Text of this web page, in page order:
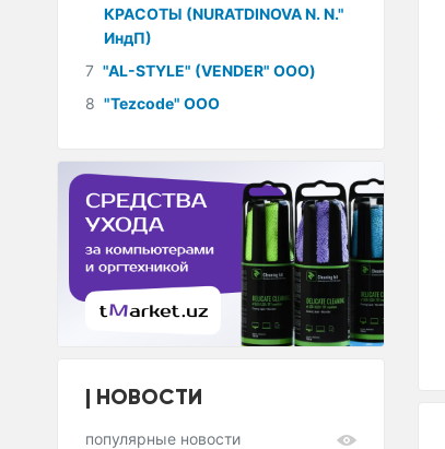
КРАСОТЫ (NURATDINOVA N. N."
ИндП)
7 "AL-STYLE" (VENDER" ООО)
8 "Tezcode" ООО
НОВОСТИ
популярные новости